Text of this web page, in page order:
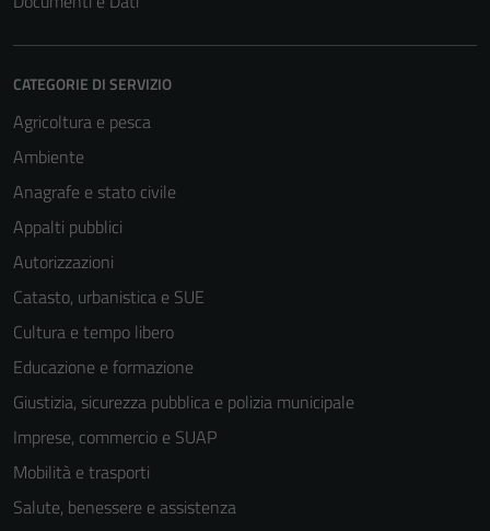
CATEGORIE DI SERVIZIO
Agricoltura e pesca
Ambiente
Anagrafe e stato civile
Appalti pubblici
Autorizzazioni
Catasto, urbanistica e SUE
Cultura e tempo libero
Educazione e formazione
Giustizia, sicurezza pubblica e polizia municipale
Imprese, commercio e SUAP
Mobilità e trasporti
Salute, benessere e assistenza